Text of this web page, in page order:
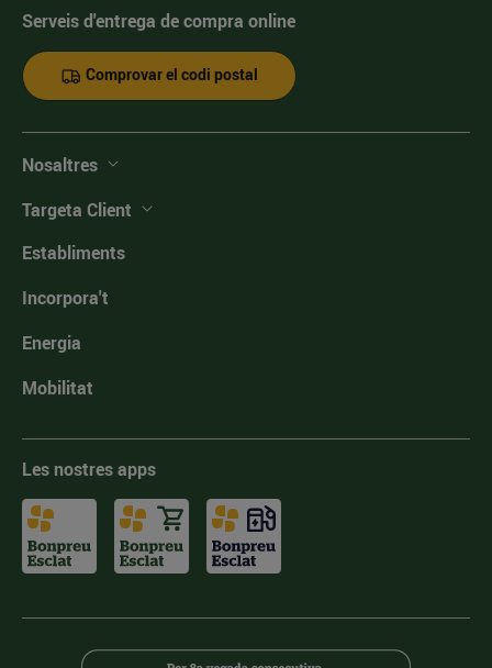
Serveis d'entrega de compra online
Comprovar el codi postal
Nosaltres
Targeta Client
Establiments
Incorpora't
Energia
Mobilitat
Les nostres apps